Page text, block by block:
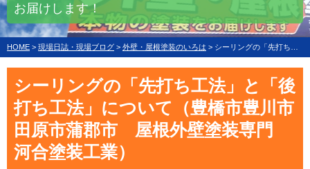
お届けします！
HOME > 現場日誌・現場ブログ > 外壁・屋根塗装のいろは > シーリングの「先打ち工法」と「後打ち工法」について（豊橋市豊川市田原市蒲郡市 屋根外壁塗装専門 河合塗装工業）
シーリングの「先打ち工法」と「後
打ち工法」について（豊橋市豊川市
田原市蒲郡市 屋根外壁塗装専門
河合塗装工業）